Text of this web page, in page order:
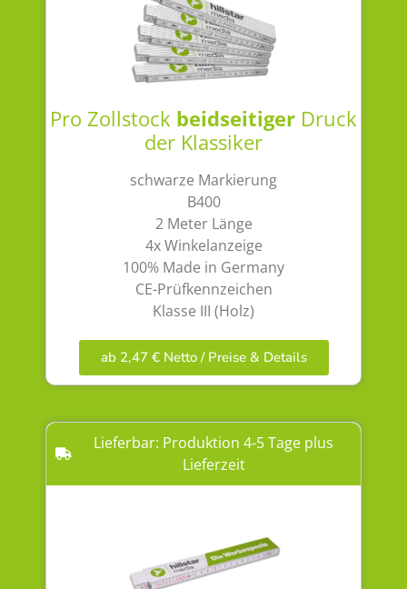
Pro Zollstock beidseitiger Druck
der Klassiker
schwarze Markierung
B400
2 Meter Länge
4x Winkelanzeige
100% Made in Germany
CE-Prüfkennzeichen
Klasse III (Holz)
ab 2,47 € Netto / Preise & Details
Lieferbar: Produktion 4-5 Tage plus
Lieferzeit